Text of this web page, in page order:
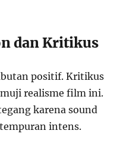
dan Kritikus
positif. Kritikus
realisme film ini.
karena sound
intens.